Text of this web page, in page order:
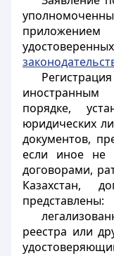
приложением
порядке,
юридических
документов,
если иное не
договорами,
Казахстан,
представлены:
реестра или